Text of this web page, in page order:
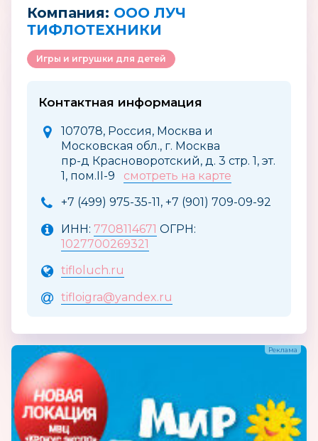
Компания: ООО ЛУЧ
ТИФЛОТЕХНИКИ
Игры и игрушки для детей
Контактная информация
107078, Россия, Москва и
Московская обл., г. Москва
пр-д Красноворотский, д. 3 стр. 1, эт.
1, пом.II-9 смотреть на карте
+7 (499) 975-35-11, +7 (901) 709-09-92
ИНН: 7708114671 ОГРН:
1027700269321
tifloluch.ru
tifloigra@yandex.ru